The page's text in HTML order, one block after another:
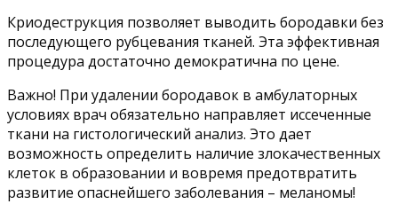
Криодеструкция позволяет выводить бородавки без
последующего рубцевания тканей. Эта эффективная
процедура достаточно демократична по цене.
Важно! При удалении бородавок в амбулаторных
условиях врач обязательно направляет иссеченные
ткани на гистологический анализ. Это дает
возможность определить наличие злокачественных
клеток в образовании и вовремя предотвратить
развитие опаснейшего заболевания – меланомы!